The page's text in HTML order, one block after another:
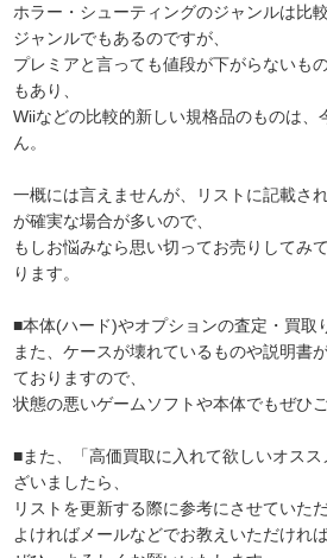
ホラー・シューティングのジャンルは比
ジャンルでもあるのですが、
プレミアと言っても値段が下がらないも
もあり、
Wiiなどの比較的新しい規格品のものは、
ん。
一概には言えませんが、リストに記載さ
が確実な場合が多いので、
もしお悩みなら思い切ってお売りしてみ
ります。
■本体(ハード)やオプションの査定・買取
また、ケースが壊れているものや説明書
ておりますので、
状態の悪いゲームソフトや本体でもぜひ
■また、「高価買取に入れて欲しいオス
ざいましたら、
リストを更新する際に参考にさせていた
よければメールなどでお教えいただけれ